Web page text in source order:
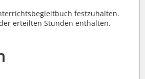
festzuhalten.
erteilten Stunden enthalten.